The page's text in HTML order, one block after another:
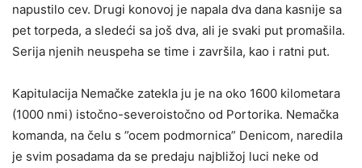
napustilo cev. Drugi konovoj je napala dva dana kasnije sa
pet torpeda, a sledeći sa još dva, ali je svaki put promašila.
Serija njenih neuspeha se time i završila, kao i ratni put.
Kapitulacija Nemačke zatekla ju je na oko 1600 kilometara
(1000 nmi) istočno-severoistočno od Portorika. Nemačka
komanda, na čelu s ”ocem podmornica” Denicom, naredila
je svim posadama da se predaju najbližoj luci neke od